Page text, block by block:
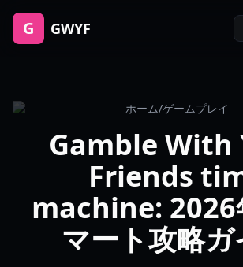
G GWYF
ホーム/ゲームプレイ
Gamble With
Friends
machine: 2026
マート攻略ガ